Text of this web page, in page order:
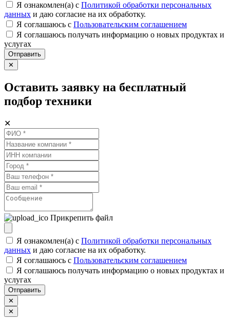
Я ознакомлен(а) с Политикой обработки персональных
данных и даю согласие на их обработку.
Я соглашаюсь c Пользовательским соглашением
Я соглашаюсь получать информацию о новых продуктах и
услугах
Отправить
✕
Оставить заявку на бесплатный
подбор техники
✕
Прикрепить файл
Я ознакомлен(а) с Политикой обработки персональных
данных и даю согласие на их обработку.
Я соглашаюсь c Пользовательским соглашением
Я соглашаюсь получать информацию о новых продуктах и
услугах
Отправить
✕
✕